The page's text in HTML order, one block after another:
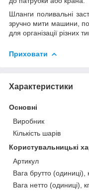
Шланги поливальні
зручно мити машини,
для організації різних
Приховати
Характеристики
Основні
Виробник
Кількість шарів
Користувальницькі
Артикул
Вага брутто (одиниці),
Вага нетто (одиниці), кг